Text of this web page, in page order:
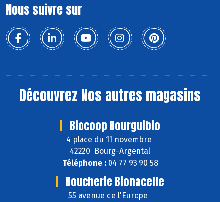
Nous suivre sur
Découvrez Nos autres magasins
Biocoop Bourguibio
4 place du 11 novembre
42220 Bourg-Argental
Téléphone :04 77 93 90 58
Boucherie Bionacelle
55 avenue de l'Europe